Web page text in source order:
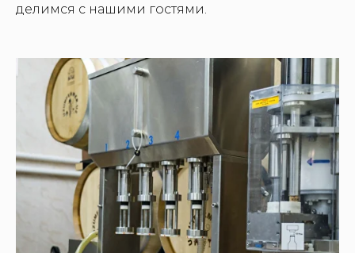
делимся с нашими гостями.